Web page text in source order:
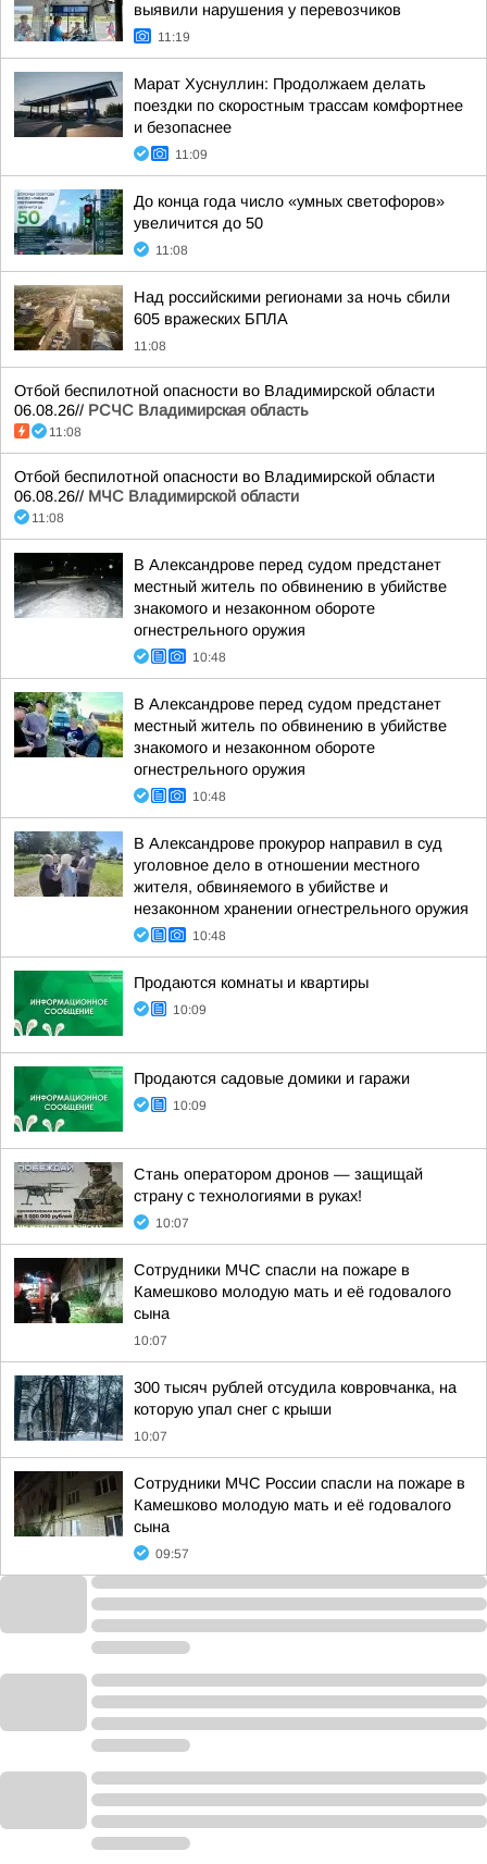
выявили нарушения у перевозчиков
11:19
Марат Хуснуллин: Продолжаем делать
поездки по скоростным трассам комфортнее
и безопаснее
11:09
До конца года число «умных светофоров»
увеличится до 50
11:08
Над российскими регионами за ночь сбили
605 вражеских БПЛА
11:08
Отбой беспилотной опасности во Владимирской области
06.08.26// РСЧС Владимирская область
11:08
Отбой беспилотной опасности во Владимирской области
06.08.26// МЧС Владимирской области
11:08
В Александрове перед судом предстанет
местный житель по обвинению в убийстве
знакомого и незаконном обороте
огнестрельного оружия
10:48
В Александрове перед судом предстанет
местный житель по обвинению в убийстве
знакомого и незаконном обороте
огнестрельного оружия
10:48
В Александрове прокурор направил в суд
уголовное дело в отношении местного
жителя, обвиняемого в убийстве и
незаконном хранении огнестрельного оружия
10:48
Продаются комнаты и квартиры
10:09
Продаются садовые домики и гаражи
10:09
Стань оператором дронов — защищай
страну с технологиями в руках!
10:07
Сотрудники МЧС спасли на пожаре в
Камешково молодую мать и её годовалого
сына
10:07
300 тысяч рублей отсудила ковровчанка, на
которую упал снег с крыши
10:07
Сотрудники МЧС России спасли на пожаре в
Камешково молодую мать и её годовалого
сына
09:57